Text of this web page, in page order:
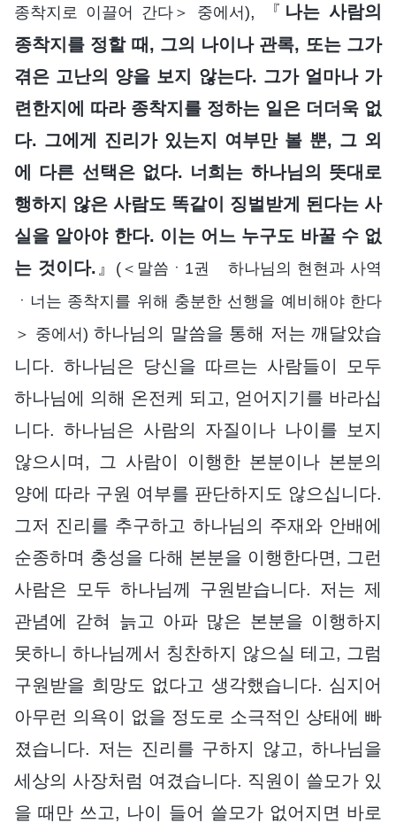
종착지로 이끌어 간다＞ 중에서), 『 나는 사람의
종착지를 정할 때, 그의 나이나 관록, 또는 그가
겪은 고난의 양을 보지 않는다. 그가 얼마나 가
련한지에 따라 종착지를 정하는 일은 더더욱 없
다. 그에게 진리가 있는지 여부만 볼 뿐, 그 외
에 다른 선택은 없다. 너희는 하나님의 뜻대로
행하지 않은 사람도 똑같이 징벌받게 된다는 사
실을 알아야 한다. 이는 어느 누구도 바꿀 수 없
는 것이다. 』 (＜말씀ㆍ1권 하나님의 현현과 사역
ㆍ너는 종착지를 위해 충분한 선행을 예비해야 한다
＞ 중에서) 하나님의 말씀을 통해 저는 깨달았습
니다. 하나님은 당신을 따르는 사람들이 모두
하나님에 의해 온전케 되고, 얻어지기를 바라십
니다. 하나님은 사람의 자질이나 나이를 보지
않으시며, 그 사람이 이행한 본분이나 본분의
양에 따라 구원 여부를 판단하지도 않으십니다.
그저 진리를 추구하고 하나님의 주재와 안배에
순종하며 충성을 다해 본분을 이행한다면, 그런
사람은 모두 하나님께 구원받습니다. 저는 제
관념에 갇혀 늙고 아파 많은 본분을 이행하지
못하니 하나님께서 칭찬하지 않으실 테고, 그럼
구원받을 희망도 없다고 생각했습니다. 심지어
아무런 의욕이 없을 정도로 소극적인 상태에 빠
졌습니다. 저는 진리를 구하지 않고, 하나님을
세상의 사장처럼 여겼습니다. 직원이 쓸모가 있
을 때만 쓰고, 나이 들어 쓸모가 없어지면 바로